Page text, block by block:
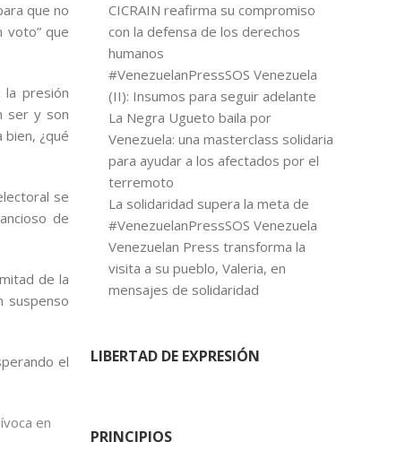
que no
voto” que
la presión
ser y son
¿qué
se
de
de la
suspenso
el
en
CICRAIN reafirma su compromiso
con la defensa de los derechos
humanos
#VenezuelanPressSOS Venezuela
(II): Insumos para seguir adelante
La Negra Ugueto baila por
Venezuela: una masterclass solidaria
para ayudar a los afectados por el
terremoto
La solidaridad supera la meta de
#VenezuelanPressSOS Venezuela
Venezuelan Press transforma la
visita a su pueblo, Valeria, en
mensajes de solidaridad
LIBERTAD DE EXPRESIÓN
PRINCIPIOS